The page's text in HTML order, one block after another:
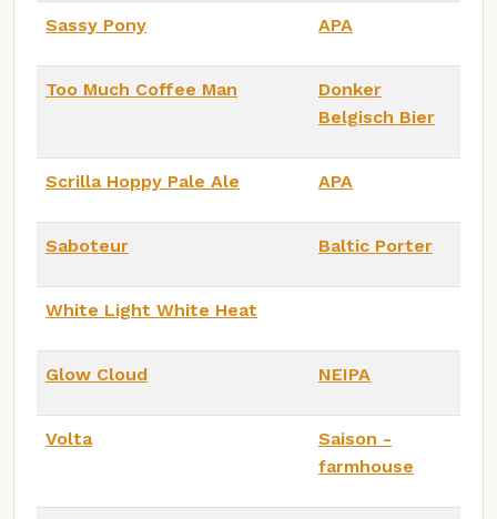
Sassy Pony APA
Too Much Coffee Man
Donker
Belgisch Bier
Scrilla Hoppy Pale Ale APA
Saboteur Baltic Porter
White Light White Heat
Glow Cloud NEIPA
Volta
Saison -
farmhouse